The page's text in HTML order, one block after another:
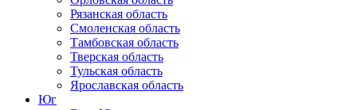
Рязанская область
Смоленская область
Тамбовская область
Тверская область
Тульская область
Ярославская область
Юг